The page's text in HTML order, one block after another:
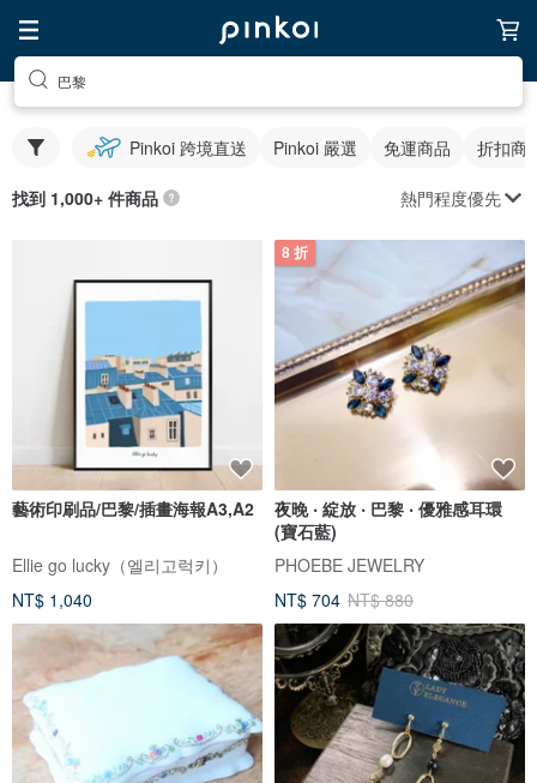
巴黎
Pinkoi 跨境直送 Pinkoi 嚴選 免運商品 折扣商
找到 1,000+ 件商品 熱門程度優先
藝術印刷品/巴黎/插畫海報A3,A2
Ellie go lucky（엘리고럭키）
NT$ 1,040
8 折
夜晚 ‧ 綻放 ‧ 巴黎 ‧ 優雅感耳環
(寶石藍)
PHOEBE JEWELRY
NT$ 704 NT$ 880